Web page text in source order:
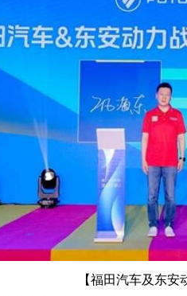
【福田汽车及东